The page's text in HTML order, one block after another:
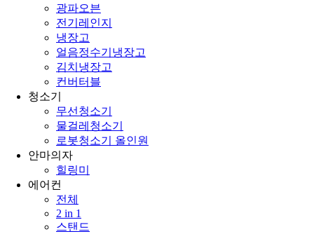
광파오븐
전기레인지
냉장고
얼음정수기냉장고
김치냉장고
컨버터블
청소기
무선청소기
물걸레청소기
로봇청소기 올인원
안마의자
힐링미
에어컨
전체
2 in 1
스탠드